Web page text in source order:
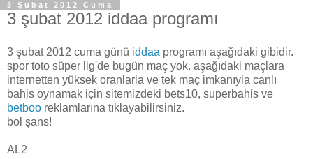
3 Şubat 2012 Cuma
3 şubat 2012 iddaa programı
3 şubat 2012 cuma günü iddaa programı aşağıdaki gibidir.
spor toto süper lig'de bugün maç yok. aşağıdaki maçlara
internetten yüksek oranlarla ve tek maç imkanıyla canlı
bahis oynamak için sitemizdeki bets10, superbahis ve
betboo reklamlarına tıklayabilirsiniz.
bol şans!
AL2